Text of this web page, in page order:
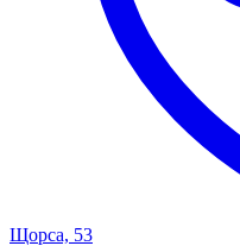
Щорса, 53